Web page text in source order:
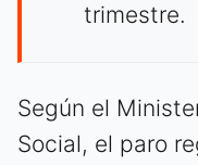
trimestre.
Según el
Social, el paro